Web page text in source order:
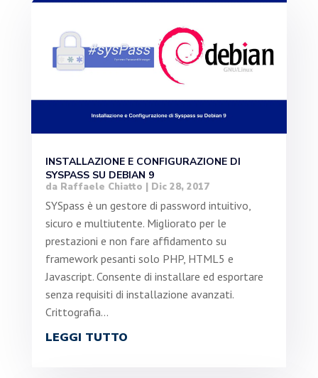
INSTALLAZIONE E CONFIGURAZIONE DI
SYSPASS SU DEBIAN 9
da Raffaele Chiatto | Dic 28, 2017
SYSpass è un gestore di password intuitivo,
sicuro e multiutente. Migliorato per le
prestazioni e non fare affidamento su
framework pesanti solo PHP, HTML5 e
Javascript. Consente di installare ed esportare
senza requisiti di installazione avanzati.
Crittografia...
LEGGI TUTTO